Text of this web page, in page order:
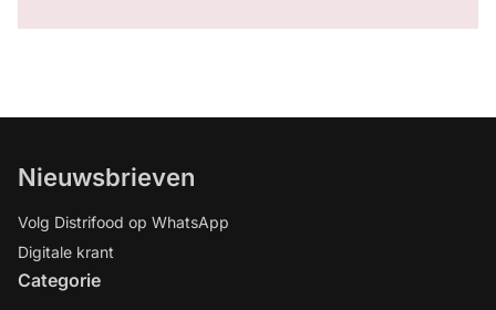
Nieuwsbrieven
Volg Distrifood op WhatsApp
Digitale krant
Categorie